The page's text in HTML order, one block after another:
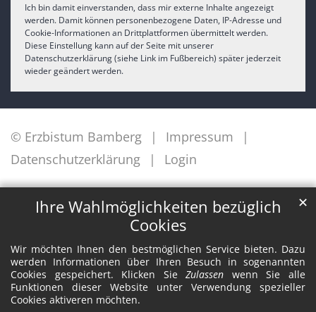
Ihre Wahlmöglichkeiten bezüglich
Cookies
Wir möchten Ihnen den bestmöglichen Service bieten. Dazu
werden Informationen über Ihren Besuch in sogenannten
Cookies gespeichert. Klicken SieZulassen wenn Sie alle
Funktionen dieser Website unter Verwendung spezieller
Cookies aktiveren möchten.
✕
Ich bin damit einverstanden, dass mir externe Inhalte angezeigt
werden. Damit können personenbezogene Daten, IP-Adresse und
Cookie-Informationen an Drittplattformen übermittelt werden.
Diese Einstellung kann auf der Seite mit unserer
Datenschutzerklärung (siehe Link im Fußbereich) später jederzeit
wieder geändert werden.
© Erzbistum Bamberg
Impressum
Datenschutzerklärung
Login